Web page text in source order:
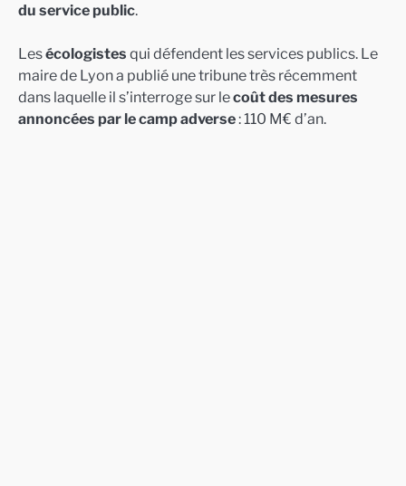
du service public.
Lesécologistes qui défendent les services publics. Le
maire de Lyon a publié une tribune très récemment
dans laquelle il s’interroge sur lecoût des mesures
annoncées par le camp adverse: 110 M€ d’an.